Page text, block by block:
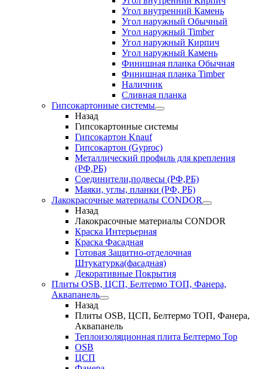
Угол внутренний Камень
Угол наружный Обычный
Угол наружный Timber
Угол наружный Кирпич
Угол наружный Камень
Финишная планка Обычная
Финишная планка Timber
Наличник
Сливная планка
Гипсокартонные системы
Назад
Гипсокартонные системы
Гипсокартон Knauf
Гипсокартон (Gyproc)
Металлический профиль для крепления
(РФ,РБ)
Соединители,подвесы (РФ,РБ)
Маяки, углы, планки (РФ, РБ)
Лакокрасочные материалы CONDOR
Назад
Лакокрасочные материалы CONDOR
Краска Интерьерная
Краска Фасадная
Готовая Защитно-отделочная
Штукатурка(фасадная)
Декоративные Покрытия
Плиты OSB, ЦСП, Белтермо ТОП, Фанера,
Аквапанель
Назад
Плиты OSB, ЦСП, Белтермо ТОП, Фанера,
Аквапанель
Теплоизоляционная плита Белтермо Top
OSB
ЦСП